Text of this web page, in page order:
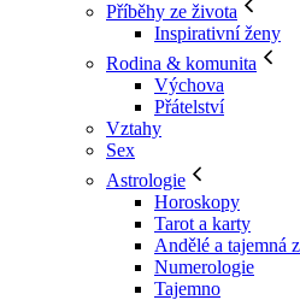
Příběhy ze života
Inspirativní ženy
Rodina & komunita
Výchova
Přátelství
Vztahy
Sex
Astrologie
Horoskopy
Tarot a karty
Andělé a tajemná
Numerologie
Tajemno